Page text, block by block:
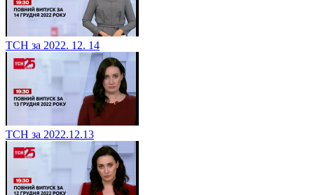
ТСН за 2022. 12. 14
ТСН за 2022.12.13